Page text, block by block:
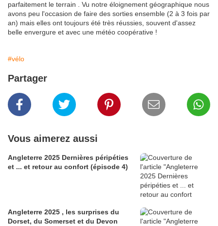
parfaitement le terrain . Vu notre éloignement géographique nous
avons peu l'occasion de faire des sorties ensemble (2 à 3 fois par
an) mais elles ont toujours été très réussies, souvent d'assez
belle envergure et avec une météo coopérative !
#vélo
Partager
Vous aimerez aussi
Angleterre 2025 Dernières péripéties
et ... et retour au confort (épisode 4)
Angleterre 2025 , les surprises du
Dorset, du Somerset et du Devon